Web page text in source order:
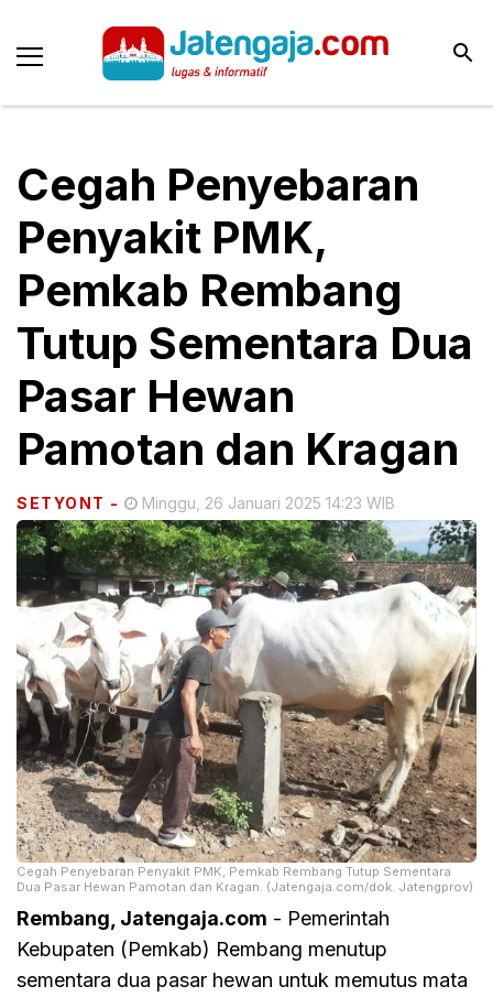
Cegah Penyebaran
Penyakit PMK,
Pemkab Rembang
Tutup Sementara Dua
Pasar Hewan
Pamotan dan Kragan
SETYONT - Minggu, 26 Januari 2025 14:23 WIB
Cegah Penyebaran Penyakit PMK, Pemkab Rembang Tutup Sementara
Dua Pasar Hewan Pamotan dan Kragan. (Jatengaja.com/dok. Jatengprov)
Rembang, Jatengaja.com - Pemerintah
Kebupaten (Pemkab) Rembang menutup
sementara dua pasar hewan untuk memutus mata